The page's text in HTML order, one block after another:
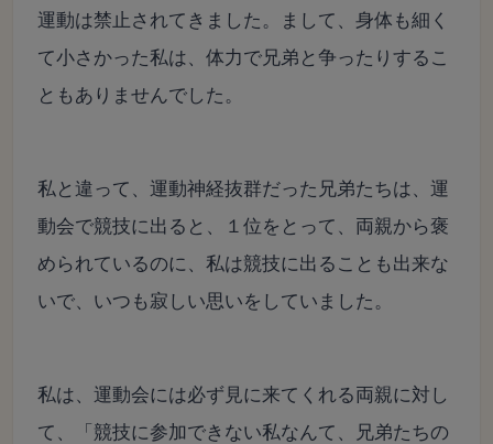
運動は禁止されてきました。まして、身体も細く
て小さかった私は、体力で兄弟と争ったりするこ
ともありませんでした。
私と違って、運動神経抜群だった兄弟たちは、運
動会で競技に出ると、１位をとって、両親から褒
められているのに、私は競技に出ることも出来な
いで、いつも寂しい思いをしていました。
私は、運動会には必ず見に来てくれる両親に対し
て、「競技に参加できない私なんて、兄弟たちの